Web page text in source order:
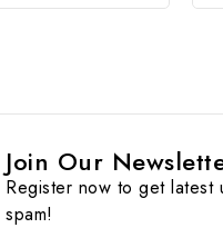
Join Our
Register now to get latest
spam!